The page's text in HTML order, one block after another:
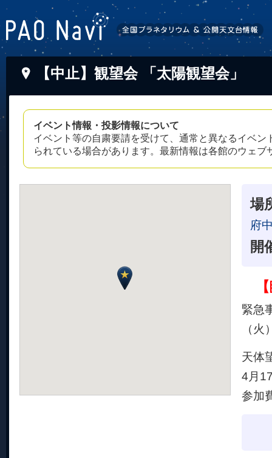
【中止】観望会 「太陽観望会」
イベント情報・投影情報について
イベント等の自粛要請を受けて、通常と異なるイベ
られている場合があります。最新情報は各館のウェ
場
府
開
緊急
（
天体
4月
参加